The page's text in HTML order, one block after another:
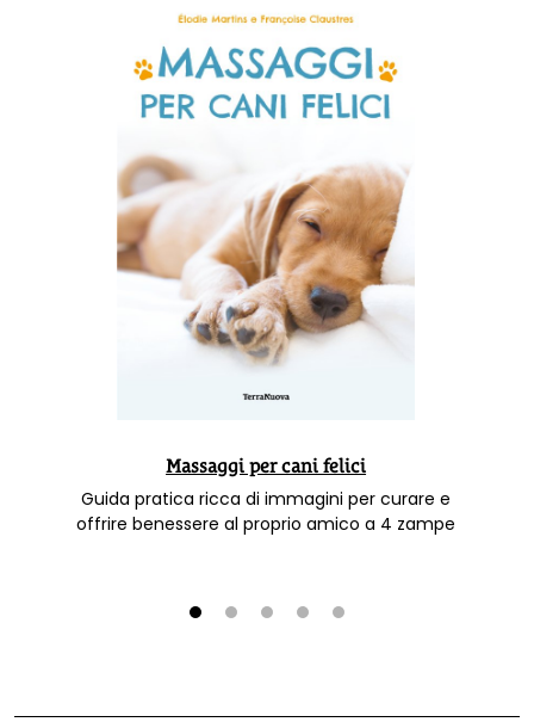
Massaggi per cani felici
Guida pratica ricca di immagini per curare e
offrire benessere al proprio amico a 4 zampe